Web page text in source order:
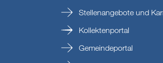
Stellenangebote und
Kollektenportal
Gemeindeportal